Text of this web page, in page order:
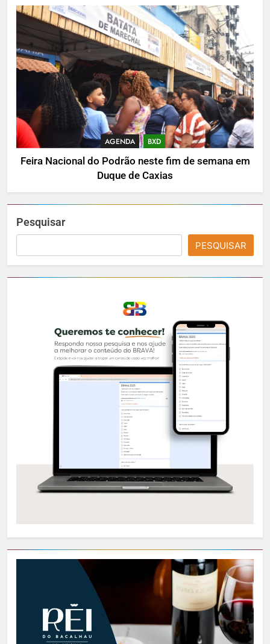
AGENDA BXD
Feira Nacional do Podrão neste fim de semana em
Duque de Caxias
Pesquisar
PESQUISAR